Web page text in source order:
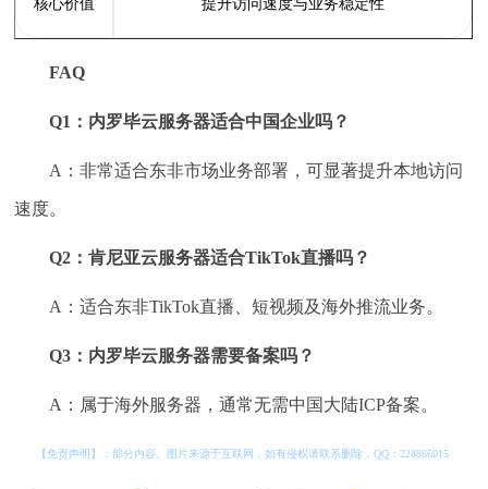
核心价值 提升访问速度与业务稳定性
FAQ
Q1：内罗毕云服务器适合中国企业吗？
A：非常适合东非市场业务部署，可显著提升本地访问
速度。
Q2：肯尼亚云服务器适合TikTok直播吗？
A：适合东非TikTok直播、短视频及海外推流业务。
Q3：内罗毕云服务器需要备案吗？
A：属于海外服务器，通常无需中国大陆ICP备案。
【免责声明】：部分内容、图片来源于互联网，如有侵权请联系删除，QQ：228866015